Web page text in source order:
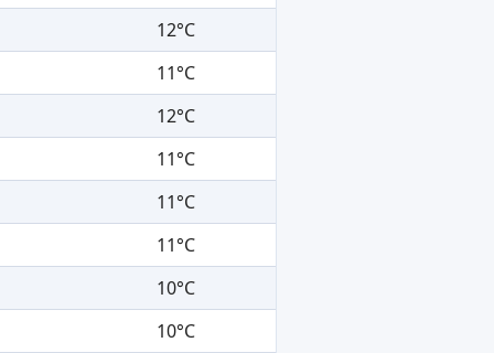
12°C
11°C
12°C
11°C
11°C
11°C
10°C
10°C